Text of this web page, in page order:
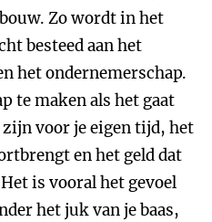
Zo wordt in het
besteed aan het
het ondernemerschap.
te maken als het gaat
voor je eigen tijd, het
en het geld dat
is vooral het gevoel
het juk van je baas,